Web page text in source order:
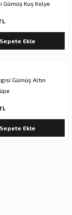
Gümüş Kuş Kolye
Sepete Ekle
Gümüş Altın
Sepete Ekle